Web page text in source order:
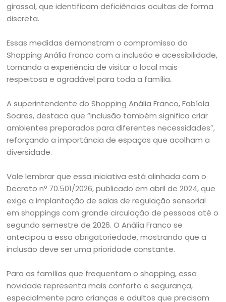
girassol, que identificam deficiências ocultas de forma
discreta.
Essas medidas demonstram o compromisso do
Shopping Anália Franco com a inclusão e acessibilidade,
tornando a experiência de visitar o local mais
respeitosa e agradável para toda a família.
A superintendente do Shopping Anália Franco, Fabíola
Soares, destaca que “inclusão também significa criar
ambientes preparados para diferentes necessidades”,
reforçando a importância de espaços que acolham a
diversidade.
Vale lembrar que essa iniciativa está alinhada com o
Decreto nº 70.501/2026, publicado em abril de 2024, que
exige a implantação de salas de regulação sensorial
em shoppings com grande circulação de pessoas até o
segundo semestre de 2026. O Anália Franco se
antecipou a essa obrigatoriedade, mostrando que a
inclusão deve ser uma prioridade constante.
Para as famílias que frequentam o shopping, essa
novidade representa mais conforto e segurança,
especialmente para crianças e adultos que precisam